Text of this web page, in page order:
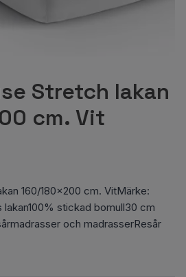
Stretch lakan
cm. Vit
160/180x200 cm. VitMärke:
lakan100% stickad bomull30 cm
och madrasserResår